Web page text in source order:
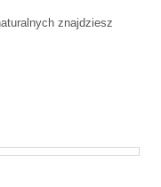
znajdziesz